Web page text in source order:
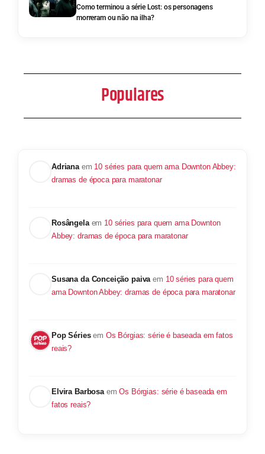
Como terminou a série Lost: os personagens
morreram ou não na ilha?
Populares
Adriana em 10 séries para quem ama Downton Abbey:
dramas de época para maratonar
Rosângela em 10 séries para quem ama Downton
Abbey: dramas de época para maratonar
Susana da Conceição paiva em 10 séries para quem
ama Downton Abbey: dramas de época para maratonar
Pop Séries em Os Bórgias: série é baseada em fatos
reais?
Elvira Barbosa emOs Bórgias: série é baseada em
fatos reais?